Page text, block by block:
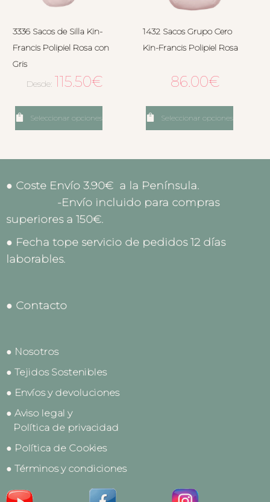
3336 Sacos de Silla Kin-
Francis Polipiel Rosa con
Gris
Desde: 115.50€
Seleccionar opciones
1432 Sacos Grupo Cero
Kin-Francis Polipiel Rosa
86.00€
Seleccionar opciones
● Coste Envío 3.90€ a la Península.
-Envío incluido para compras
superiores a 150€.
● Fecha tope servicio de pedidos 12 días
laborables.
● Contacto
● Nosotros
● Tejidos Sostenibles
● Envíos y devoluciones
● Aviso legal y
Política de privacidad
● Política de Cookies
● Términos y condiciones